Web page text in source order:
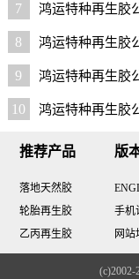
7 鸿运特种再生胶
8 鸿运特种再生胶
9 鸿运特种再生胶
10 鸿运特种再生胶
推荐产品
落地天然胶
轮胎再生胶
乙丙再生胶
版
手机
网站
(c)2002-